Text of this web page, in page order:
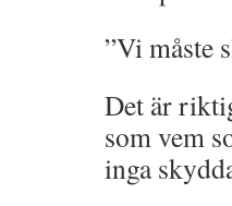
”Vi måste
Det är
som vem
inga